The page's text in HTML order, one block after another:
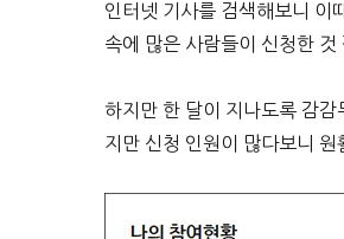
인터넷 기사를 검색해보니 이
속에 많은 사람들이 신청한
하지만 한 달이 지나도록 감
지만 신청 인원이 많다보니